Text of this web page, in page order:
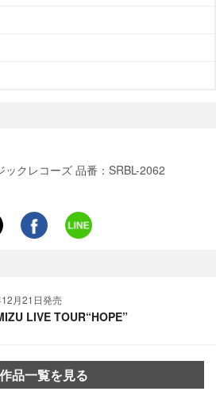
クレコーズ 品番：SRBL-2062
月21日発売
LIVE TOUR“HOPE”
作品一覧を見る